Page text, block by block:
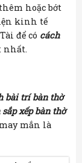
hoặc bớt
kinh tế
để có cách
nhất.
bài trí bàn thờ
sắp xếp bàn thờ
mắn là